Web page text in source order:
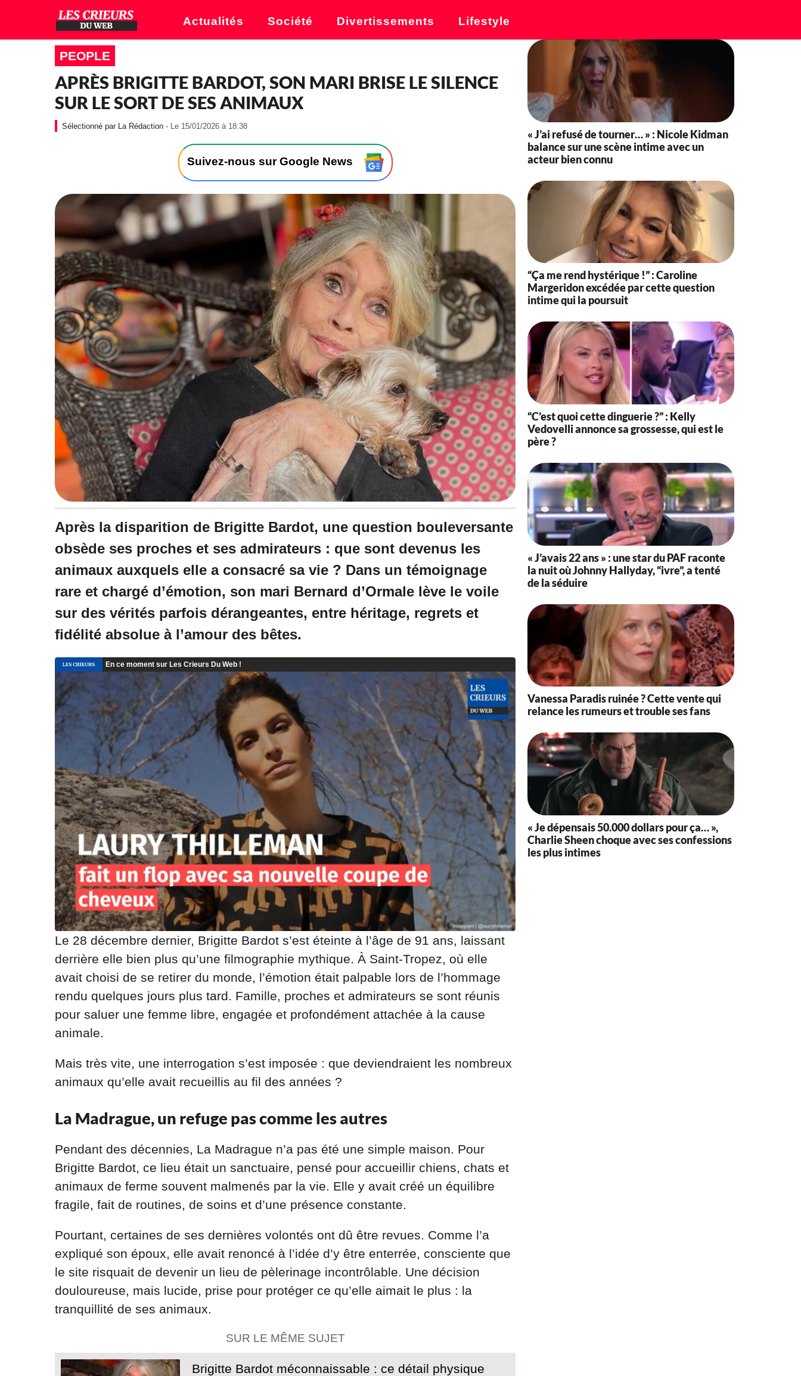
Actualités Société Divertissements Lifestyle
PEOPLE
APRÈS BRIGITTE BARDOT, SON MARI BRISE LE SILENCE
SUR LE SORT DE SES ANIMAUX
La Rédaction - Le 15/01/2026 à 18:38
1
/
0
1
1
3
8
Suivez-nous sur Google News
Après la disparition de Brigitte Bardot, une question bouleversante
obsède ses proches et ses admirateurs : que sont devenus les
animaux auxquels elle a consacré sa vie ? Dans un témoignage
rare et chargé d’émotion, son mari Bernard d’Ormale lève le voile
sur des vérités parfois dérangeantes, entre héritage, regrets et
fidélité absolue à l’amour des bêtes.
Le 28 décembre dernier, Brigitte Bardot s’est éteinte à l’âge de 91 ans, laissant
derrière elle bien plus qu’une filmographie mythique. À Saint-Tropez, où elle
avait choisi de se retirer du monde, l’émotion était palpable lors de l’hommage
rendu quelques jours plus tard. Famille, proches et admirateurs se sont réunis
pour saluer une femme libre, engagée et profondément attachée à la cause
animale.
Mais très vite, une interrogation s’est imposée : que deviendraient les nombreux
animaux qu’elle avait recueillis au fil des années ?
La Madrague, un refuge pas comme les autres
Pendant des décennies, La Madrague n’a pas été une simple maison. Pour
Brigitte Bardot, ce lieu était un sanctuaire, pensé pour accueillir chiens, chats et
animaux de ferme souvent malmenés par la vie. Elle y avait créé un équilibre
fragile, fait de routines, de soins et d’une présence constante.
Pourtant, certaines de ses dernières volontés ont dû être revues. Comme l’a
expliqué son époux, elle avait renoncé à l’idée d’y être enterrée, consciente que
le site risquait de devenir un lieu de pèlerinage incontrôlable. Une décision
douloureuse, mais lucide, prise pour protéger ce qu’elle aimait le plus : la
tranquillité de ses animaux.
SUR LE MÊME SUJET
Brigitte Bardot méconnaissable : ce détail physique
« J’ai refusé de tourner… » : Nicole Kidman
balance sur une scène intime avec un
acteur bien connu
“Ça me rend hystérique !” : Caroline
Margeridon excédée par cette question
intime qui la poursuit
“C’est quoi cette dinguerie ?” : Kelly
Vedovelli annonce sa grossesse, qui est le
père ?
« J’avais 22 ans » : une star du PAF raconte
la nuit où Johnny Hallyday, “ivre”, a tenté
de la séduire
Vanessa Paradis ruinée ? Cette vente qui
relance les rumeurs et trouble ses fans
« Je dépensais 50.000 dollars pour ça… »,
Charlie Sheen choque avec ses confessions
les plus intimes